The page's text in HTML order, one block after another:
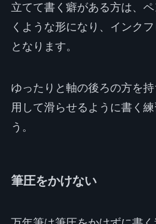
立てて書く癖がある方は、
くような形になり、インク
となります。
ゆったりと軸の後ろの方を
用して滑らせるように書く
う。
筆圧をかけない